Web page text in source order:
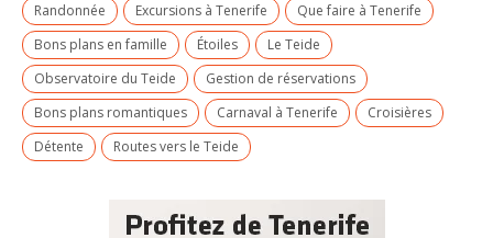
Randonnée
Excursions à Tenerife
Que faire à Tenerife
Bons plans en famille
Étoiles
Le Teide
Observatoire du Teide
Gestion de réservations
Bons plans romantiques
Carnaval à Tenerife
Croisières
Détente
Routes vers le Teide